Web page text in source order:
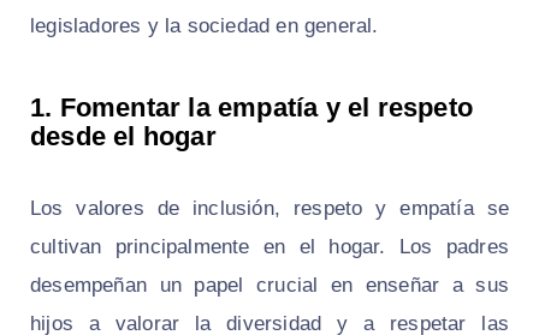
legisladores y la sociedad en general.
1. Fomentar la empatía y el respeto
desde el hogar
Los valores de inclusión, respeto y empatía se
cultivan principalmente en el hogar. Los padres
desempeñan un papel crucial en enseñar a sus
hijos a valorar la diversidad y a respetar las